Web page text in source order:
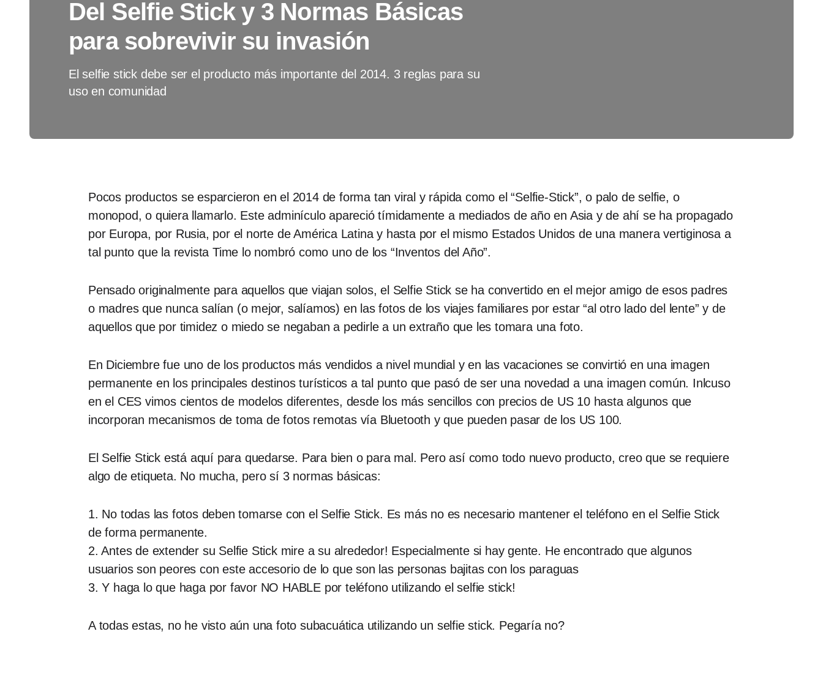
Del Selfie Stick y 3 Normas Básicas
para sobrevivir su invasión
El selfie stick debe ser el producto más importante del 2014. 3 reglas para su
uso en comunidad
Pocos productos se esparcieron en el 2014 de forma tan viral y rápida como el “Selfie-Stick”, o palo de selfie, o
monopod, o quiera llamarlo. Este adminículo apareció tímidamente a mediados de año en Asia y de ahí se ha propagado
por Europa, por Rusia, por el norte de América Latina y hasta por el mismo Estados Unidos de una manera vertiginosa a
tal punto que la revista Time lo nombró como uno de los “Inventos del Año”.
Pensado originalmente para aquellos que viajan solos, el Selfie Stick se ha convertido en el mejor amigo de esos padres
o madres que nunca salían (o mejor, salíamos) en las fotos de los viajes familiares por estar “al otro lado del lente” y de
aquellos que por timidez o miedo se negaban a pedirle a un extraño que les tomara una foto.
En Diciembre fue uno de los productos más vendidos a nivel mundial y en las vacaciones se convirtió en una imagen
permanente en los principales destinos turísticos a tal punto que pasó de ser una novedad a una imagen común. Inlcuso
en el CES vimos cientos de modelos diferentes, desde los más sencillos con precios de US 10 hasta algunos que
incorporan mecanismos de toma de fotos remotas vía Bluetooth y que pueden pasar de los US 100.
El Selfie Stick está aquí para quedarse. Para bien o para mal. Pero así como todo nuevo producto, creo que se requiere
algo de etiqueta. No mucha, pero sí 3 normas básicas:
1. No todas las fotos deben tomarse con el Selfie Stick. Es más no es necesario mantener el teléfono en el Selfie Stick
de forma permanente.
2. Antes de extender su Selfie Stick mire a su alrededor! Especialmente si hay gente. He encontrado que algunos
usuarios son peores con este accesorio de lo que son las personas bajitas con los paraguas
3. Y haga lo que haga por favor NO HABLE por teléfono utilizando el selfie stick!
A todas estas, no he visto aún una foto subacuática utilizando un selfie stick. Pegaría no?